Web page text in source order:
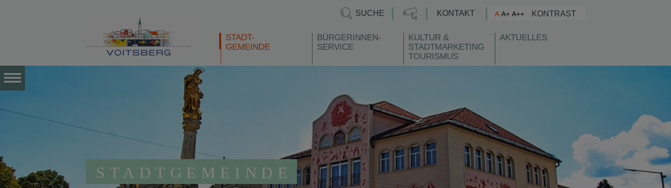
STADT-
GEMEINDE
BÜRGERINNEN-
SERVICE
KULTUR &
STADTMARKETING
TOURISMUS
AKTUELLES
SUCHE KONTAKT A A+ A++ KONTRAST
STADTGEMEINDE